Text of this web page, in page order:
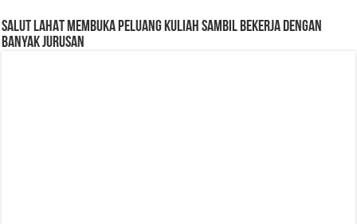
SALUT LAHAT MEMBUKA PELUANG KULIAH SAMBIL BEKERJA DENGAN
BANYAK JURUSAN